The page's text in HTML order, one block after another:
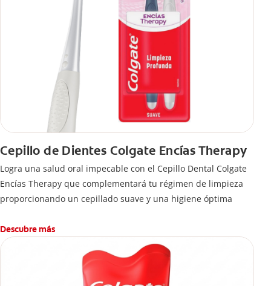
Cepillo de Dientes Colgate Encías Therapy
Logra una salud oral impecable con el Cepillo Dental Colgate
Encías Therapy que complementará tu régimen de limpieza
proporcionando un cepillado suave y una higiene óptima
Descubre más